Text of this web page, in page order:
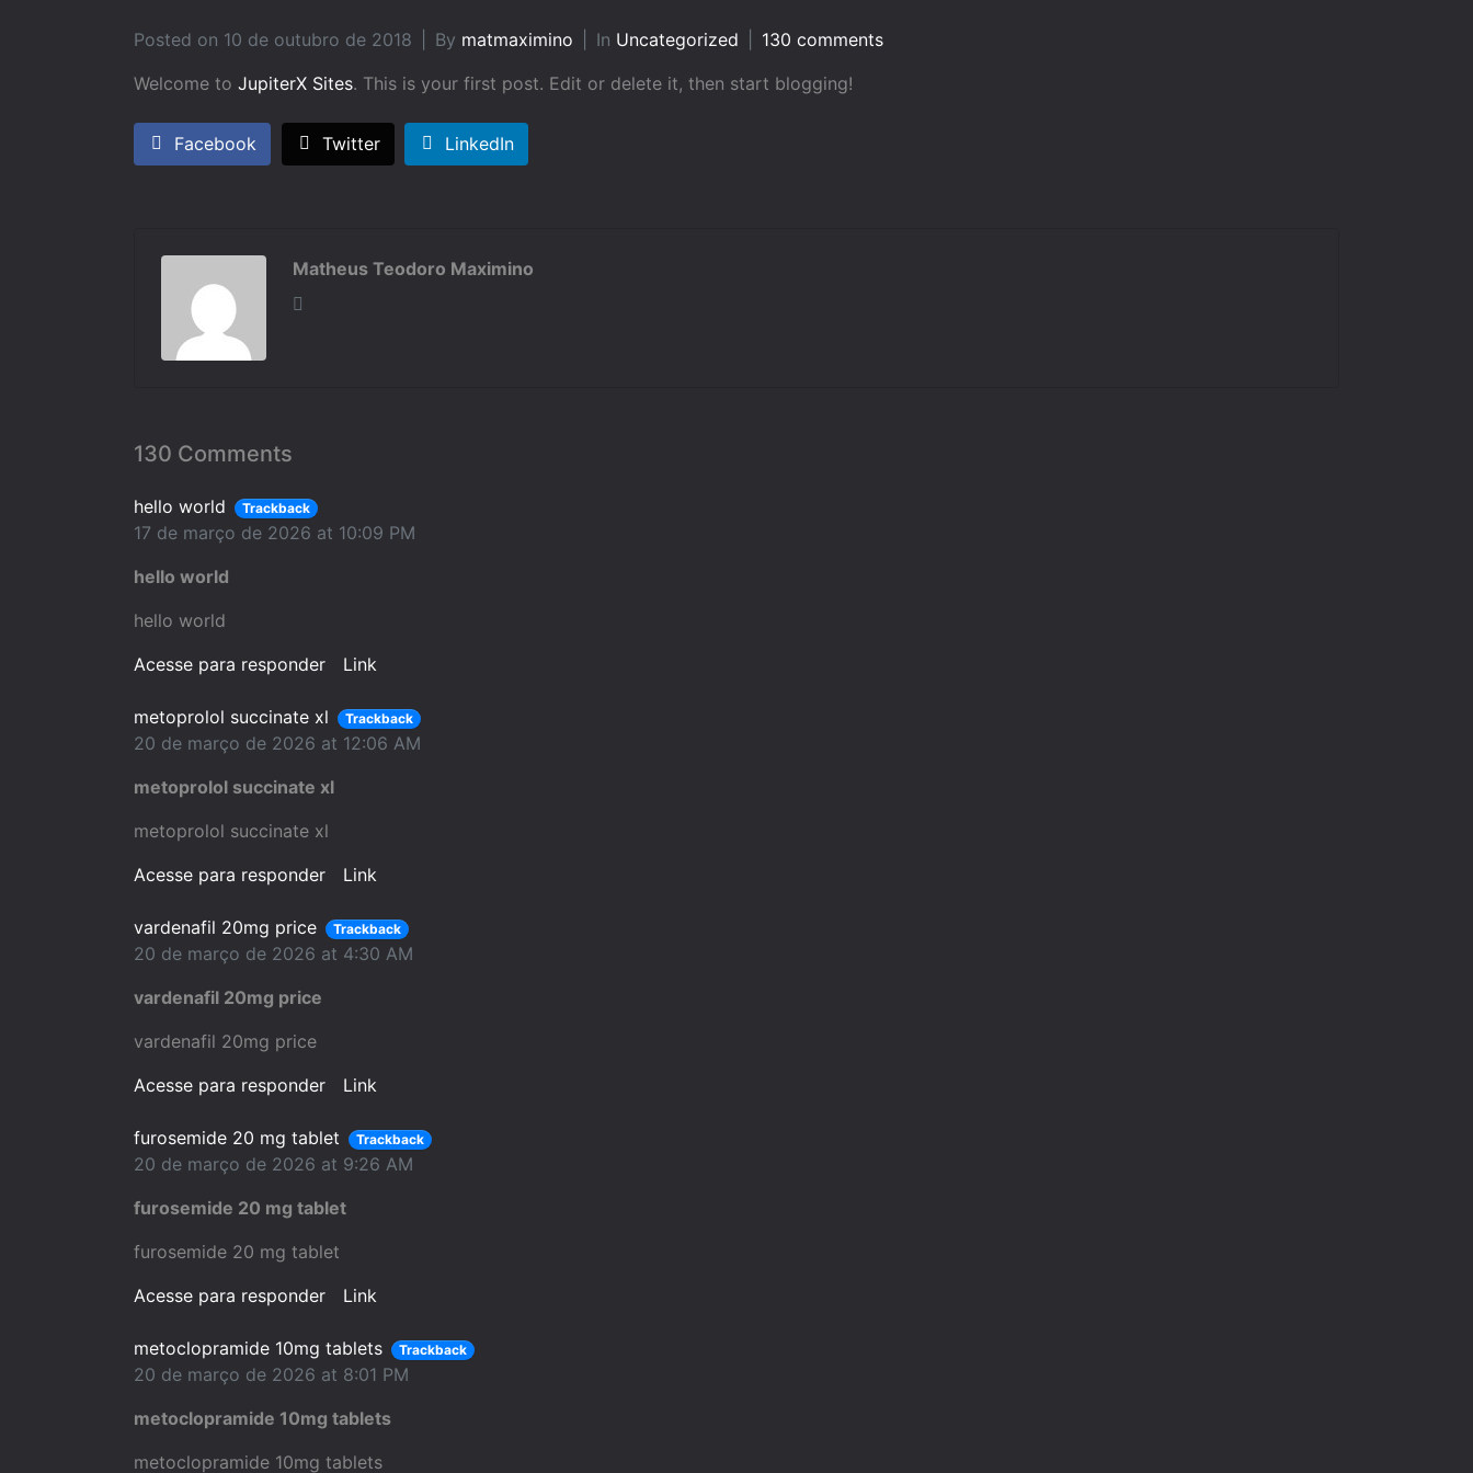
Posted on 10 de outubro de 2018 By matmaximino In Uncategorized
130 comments
Welcome to JupiterX Sites. This is your first post. Edit or delete it, then start blogging!
Facebook Twitter LinkedIn
Matheus Teodoro Maximino
130 Comments
hello world Trackback
17 de março de 2026 at 10:09 PM
hello world
hello world
Acesse para responder
Link
metoprolol succinate xl Trackback
20 de março de 2026 at 12:06 AM
metoprolol succinate xl
metoprolol succinate xl
Acesse para responder
Link
vardenafil 20mg price Trackback
20 de março de 2026 at 4:30 AM
vardenafil 20mg price
vardenafil 20mg price
Acesse para responder
Link
furosemide 20 mg tablet Trackback
20 de março de 2026 at 9:26 AM
furosemide 20 mg tablet
furosemide 20 mg tablet
Acesse para responder
Link
metoclopramide 10mg tablets Trackback
20 de março de 2026 at 8:01 PM
metoclopramide 10mg tablets
metoclopramide 10mg tablets